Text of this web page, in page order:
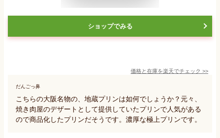
ショップでみる
価格と在庫を楽天でチェック >>
だんごっ鼻
こちらの大阪名物の、地蔵プリンは如何でしょうか？元々、
焼き肉屋のデザートとして提供していたプリンで人気がある
ので商品化したプリンだそうです。濃厚な極上プリンです。